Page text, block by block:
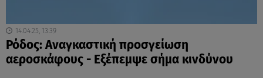
14.04.25, 13:39
Ρόδος: Αναγκαστική προσγείωση
αεροσκάφους - Εξέπεμψε σήμα κινδύνου